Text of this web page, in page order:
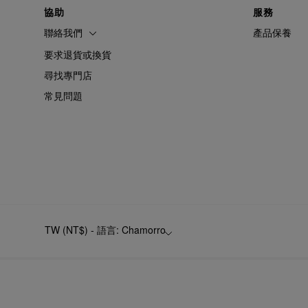
協助
聯絡我們
要求退貨或換貨
尋找專門店
常見問題
服務
產品保養
TW (NT$) - 語言: Chamorro